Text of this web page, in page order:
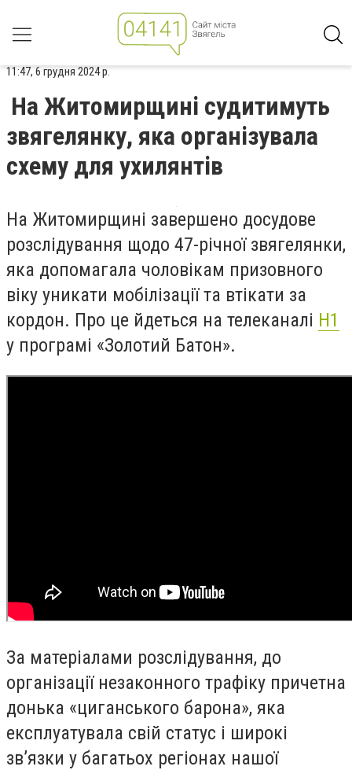
11:47, 6 грудня 2024 р.
На Житомирщині судитимуть
звягелянку, яка організувала
схему для ухилянтів
На Житомирщині завершено досудове
розслідування щодо 47-річної звягелянки,
яка допомагала чоловікам призовного
віку уникати мобілізації та втікати за
кордон. Про це йдеться на телеканалі Н1
у програмі «Золотий Батон».
За матеріалами розслідування, до
організації незаконного трафіку причетна
донька «циганського барона», яка
експлуатувала свій статус і широкі
зв’язки у багатьох регіонах нашої